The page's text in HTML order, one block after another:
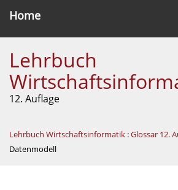
Home
Lehrbuch
12. Auflage
Lehrbuch Wirtschaftsinformatik :Glossar 12.
Datenmodell